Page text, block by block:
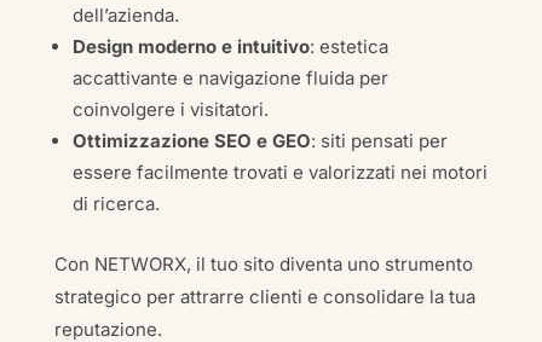
dell’azienda.
Design moderno e intuitivo: estetica
accattivante e navigazione fluida per
coinvolgere i visitatori.
Ottimizzazione SEO e GEO: siti pensati per
essere facilmente trovati e valorizzati nei motori
di ricerca.
Con NETWORX, il tuo sito diventa uno strumento
strategico per attrarre clienti e consolidare la tua
reputazione.